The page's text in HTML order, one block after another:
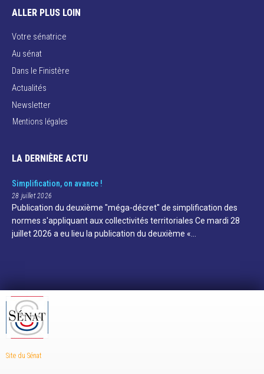
ALLER PLUS LOIN
Votre sénatrice
Au sénat
Dans le Finistère
Actualités
Newsletter
Mentions légales
LA DERNIÈRE ACTU
Simplification, on avance !
28 juillet 2026
Publication du deuxième "méga-décret" de simplification des
normes s'appliquant aux collectivités territoriales Ce mardi 28
juillet 2026 a eu lieu la publication du deuxième «…
Site du Sénat